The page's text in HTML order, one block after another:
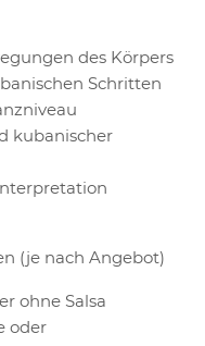
des Körpers
Schritten
kubanischer
(je nach Angebot)
ohne Salsa
oder